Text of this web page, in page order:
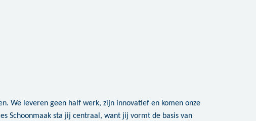
We leveren geen half werk, zijn innovatief en komen onze
Schoonmaak sta jij centraal, want jij vormt de basis van